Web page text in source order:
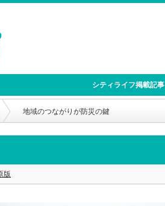
シティライフ掲載記事
地域のつながりが防災の鍵
版